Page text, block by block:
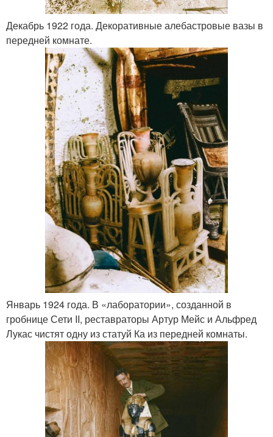
Декабрь 1922 года. Декоративные алебастровые вазы в
передней комнате.
Январь 1924 года. В «лаборатории», созданной в
гробнице Сети II, реставраторы Артур Мейс и Альфред
Лукас чистят одну из статуй Ка из передней комнаты.